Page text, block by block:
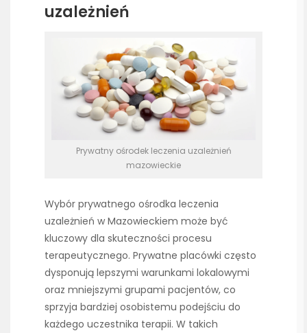
uzależnień
Prywatny ośrodek leczenia uzależnień
mazowieckie
Wybór prywatnego ośrodka leczenia
uzależnień w Mazowieckiem może być
kluczowy dla skuteczności procesu
terapeutycznego. Prywatne placówki często
dysponują lepszymi warunkami lokalowymi
oraz mniejszymi grupami pacjentów, co
sprzyja bardziej osobistemu podejściu do
każdego uczestnika terapii. W takich